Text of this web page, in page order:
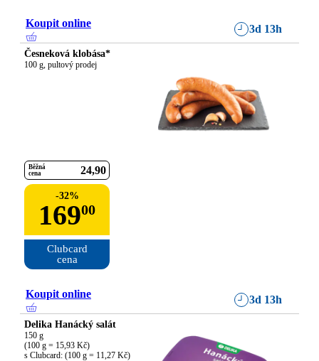
Koupit online 3d 13h
Česneková klobása*
100 g, pultový prodej
Běžná
cena
24 90
-32%
16900
Clubcard
cena
Koupit online 3d 13h
Delika Hanácký salát
150 g
(100 g = 15,93 Kč)
s Clubcard: (100 g = 11,27 Kč)